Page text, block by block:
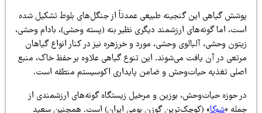
گیاهی این گنجینه طبیعی عمدتاً از جنگل‌های بلوط تشکیل شده
اما گونه‌های ارزشمند دیگری نظیر بنه (پسته وحشی)، بادام وحشی،
وحشی، آلبالوی وحشی، مورد و خرزهره نیز در کنار انواع گیاهان
در آن یافت می‌شوند. این تنوع گیاهی علاوه بر حفظ خاک، منبع
تغذیه حیات‌وحش و ضامن پایداری اکوسیستم منطقه است.
حوزه حیات‌وحش، بوزین و مرخیل زیستگاه گونه‌های ارزشمندی از
«شوکا » (کوچک‌ترین گوزن بومی ایران) است. همچنین سعید